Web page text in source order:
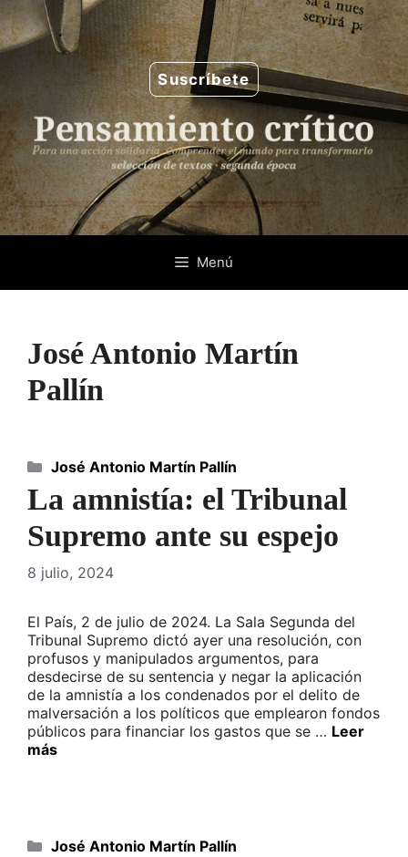
Saltar
al
contenido
Suscríbete
Menú
José Antonio Martín
Pallín
La amnistía: el Tribunal
Supremo ante su espejo
8 julio, 2024
El País, 2 de julio de 2024. La Sala Segunda del
Tribunal Supremo dictó ayer una resolución, con
profusos y manipulados argumentos, para
desdecirse de su sentencia y negar la aplicación
de la amnistía a los condenados por el delito de
malversación a los políticos que emplearon fondos
públicos para financiar los gastos que se … Leer
más
Categorías
José Antonio Martín Pallín
Categorías
José Antonio Martín Pallín